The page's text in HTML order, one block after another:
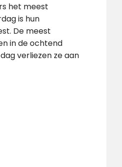
het meest
is hun
De meest
in de ochtend
verliezen ze aan